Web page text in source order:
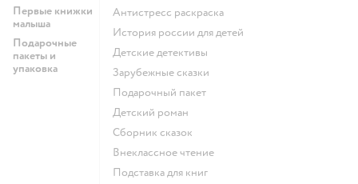
Первые книжки
малыша
Подарочные
пакеты и
упаковка
антистресс раскраска
история россии для детей
детские детективы
зарубежные сказки
подарочный пакет
детский роман
сборник сказок
внеклассное чтение
подставка для книг